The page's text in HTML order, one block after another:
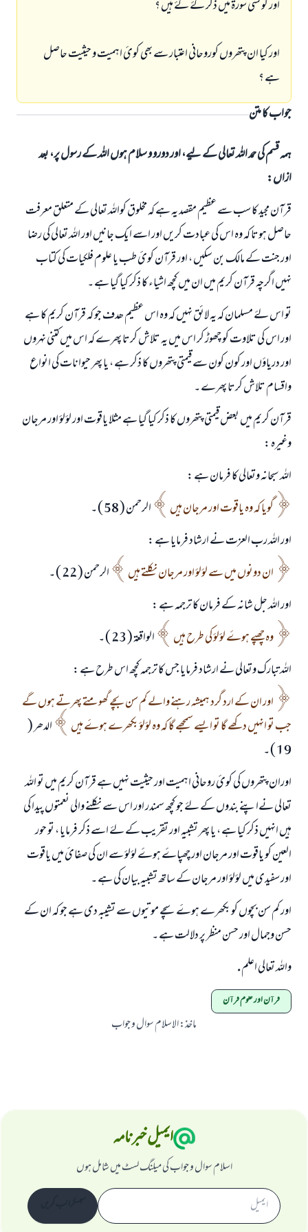
اور کونسی سورۃ میں ذکر کۓ گۓ ہیں ؟
اور کیا ان پتھروں کوروحانی اعتبار سے بھی کوئ اہمیت و حیثيت حاصل
ہے ؟
جواب کا متن
ہمہ قسم کی حمد اللہ تعالی کے لیے، اور دورو و سلام ہوں اللہ کے رسول پر، بعد
ازاں:
قرآن مجید کا سب سے عظیم مقصد یہ ہے کہ مخلوق کواللہ تعالی کے متعلق معرفت
حاصل ہوتا کہ وہ اس کی عبادت کریں اور اسے ایک جانیں اور اللہ تعالی کی رضا
اور جنت کے مالک بن سکیں ، اور قرآن کوئ طب یا علوم فلکیات کی کتاب
نہیں اگرچہ قرآن کریم میں ان میں کچھ اشیاء کا ذکر کیا گیا ہے ۔
تو اس لۓ مسلمان کہ یہ لائق نہیں کہ وہ اس عظیم ھدف جو کہ قرآن کریم کا ہے
اور اس کی تلاوت کو چھوڑ کر اس میں یہ تلاش کرتا پھرے کہ اس میں کتنی نہروں
اور دریاؤں اور کون کون سے قیمتی پتھروں کا ذکر ہے ، یا پھر حیوانات کی انواع
واقسام تلاش کرتا پھرے ۔
قرآن کریم میں بعض قیمتی پتھروں کا ذکر کیا گیا ہے مثلا یاقوت اور لؤلؤ اور مرجان
وغیرہ :
اللہ سبحانہ وتعالی کا فرمان ہے :
گویا کہ وہ یاقوت اور مرجان ہیں
الرحمن ( 58 ) ۔
اور اللہ رب العزت نے ارشاد فرمایا ہے :
ان دونوں میں سے لؤلؤ اور مرجان نکلتے ہیں
الرحمن ( 22 ) ۔
اور اللہ جل شانہ کے فرمان کا ترجمہ ہے :
وہ چھپے ہوۓ لؤلؤ کی طرح ہیں
الواقعۃ ( 23 ) ۔
اللہ تبارک وتعالی نے ارشاد فرمایا جس کا ترجمہ کچھ اس طرح ہے :
اور ان کے ارد گرد ہمیشہ رہنے والے کم سن بچے گھومتے پھرتے ہوں گے
جب تو انہیں دکھے گا تو ایسے سمجھے گا کہ وہ لؤ‎لؤ بکھرے ہوۓ ہیں
الدھر (
19 ) ۔
اوران پتھروں کی کوئ روحانی اہمیت اور حيثیت نہیں ہے قرآن کریم میں تو اللہ
تعالی نےاپنے بندوں کے لۓ جو کچھ سمندر اور اس سے نکلنے والی نعمتوں پیدا کی
ہیں انہیں ذکر کیا ہے ، یا پھر تشبیہ اور تقریب کے لۓ اسے ذکر فرمایا ، تو حور
العین کو یاقوت اور مرجان اور چھپاۓ ہو‎‎ۓ لؤلؤ سے ان کی صفائ میں یاقوت
اور سفیدی میں لؤلؤ اور مرجان کے ساتھ تشبیہ بیان کی ہے ۔
اور کم سن بچوں کو بکھرے ہوۓ سچے موتیوں سے تشیبہ دی ہے جو کہ ان کے
حسن وجمال اور حسن منظر پر دلالت ہے ۔
واللہ تعالی اعلم .
قرآن اور علوم قرآن
ماخذ:الاسلام سوال و جواب
ایمیل خبرنامہ
اسلام سوال و جواب کی میلنگ لسٹ میں شامل ہوں
جواب نمبر 110845 نے نکاح ٹوٹنے سے بچایا۔
امت مسلمہ کے واسطے جوابات پیش کرنے کے لیے ہماری مدد کریں
رسول اللہ صلی اللہ علیہ و سلم کا فرمان ہے:
نیکی کی رہنمائی کرنے والے کو بھی نیکی کرنے والے کے برابر اجر ملتا ہے۔
(مسلم : 1893)
ابھی تعاون کریں